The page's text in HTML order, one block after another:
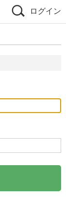
ログイン